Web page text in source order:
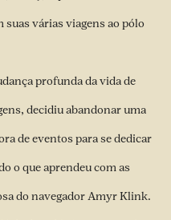
suas várias viagens ao pólo
profunda da vida de
decidiu abandonar uma
de eventos para se dedicar
o que aprendeu com as
do navegador Amyr Klink.